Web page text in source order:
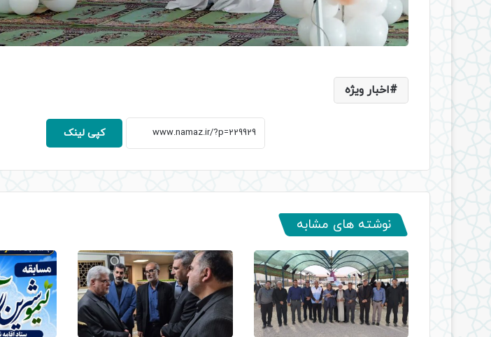
اخبار ویژه
کپی لینک
نوشته های مشابه